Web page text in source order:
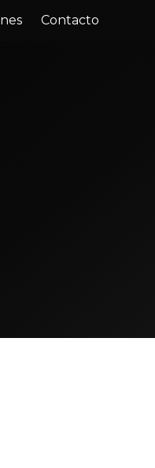
Contacto